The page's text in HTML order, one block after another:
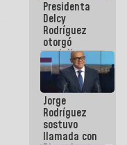
es
embarrarla
Presidenta
Delcy
Rodríguez
otorgó
medalla
"Héroe de
Venezuela"
a servidores
públicos
Jorge
Rodríguez
sostuvo
llamada con